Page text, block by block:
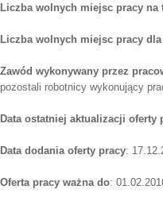
Liczba wolnych miejsc pracy na
Liczba wolnych miejsc pracy
Zawód wykonywany przez
pozostali robotnicy wykonujący
Data ostatniej aktualizacji oferty
Data dodania oferty pracy:
Oferta pracy ważna do: